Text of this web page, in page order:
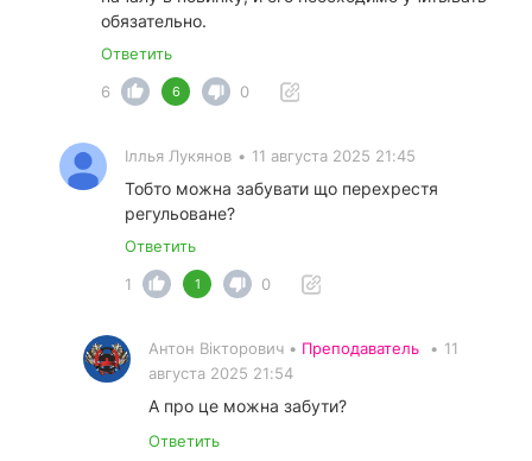
обязательно.
Ответить
6
6 0
Іллья Лукянов • 11 августа 2025 21:45
Тобто можна забувати що перехрестя
регульоване?
Ответить
1
1 0
Антон Вікторович • Преподаватель • 11
августа 2025 21:54
А про це можна забути?
Ответить